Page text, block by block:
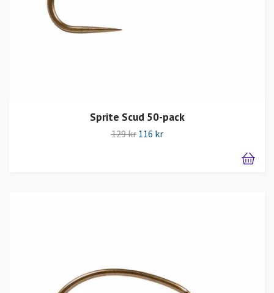
Sprite Scud 50-pack
129 kr 116 kr